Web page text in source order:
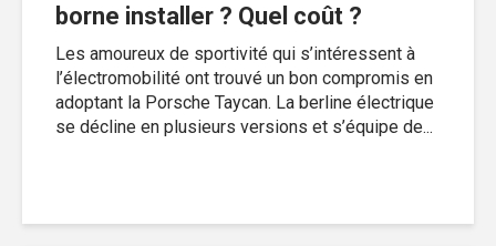
borne installer ? Quel coût ?
Les amoureux de sportivité qui s’intéressent à
l’électromobilité ont trouvé un bon compromis en
adoptant la Porsche Taycan. La berline électrique
se décline en plusieurs versions et s’équipe de...